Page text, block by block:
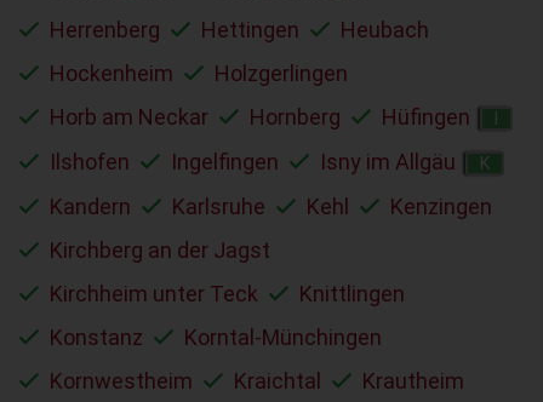
Herrenberg
Hettingen
Heubach
Hockenheim
Holzgerlingen
Horb am Neckar
Hornberg Hüfingen
Ilshofen Ingelfingen Isny im Allgäu K
Kandern Karlsruhe Kehl
Kenzingen
Kirchberg an der Jagst
Kirchheim unter Teck
Knittlingen
Konstanz
Korntal-Münchingen
Kornwestheim
Kraichtal
Krautheim